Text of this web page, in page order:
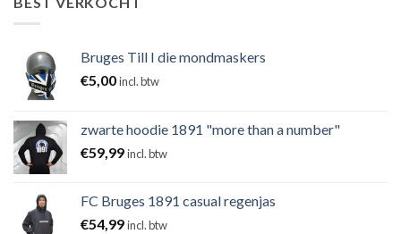
Bruges Till I die mondmaskers
€5,00incl. btw
zwarte hoodie 1891 "more than a number"
€59,99incl. btw
FC Bruges 1891 casual regenjas
€54,99incl. btw